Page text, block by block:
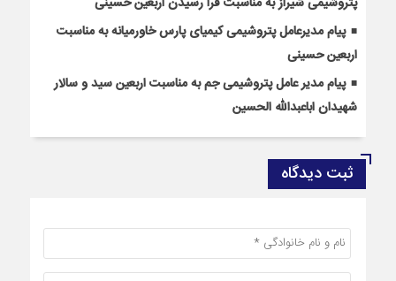
پیام مدیرعامل پتروشیمی کیمیای پارس خاورمیانه به مناسبت
اربعین حسینی
پیام مدیر عامل پتروشیمی جم به مناسبت اربعین سید و سالار
شهیدان اباعبدالله الحسین
ثبت دیدگاه